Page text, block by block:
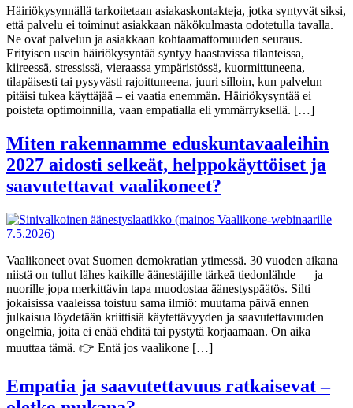
Häiriökysynnällä tarkoitetaan asiakaskontakteja, jotka syntyvät siksi,
että palvelu ei toiminut asiakkaan näkökulmasta odotetulla tavalla.
Ne ovat palvelun ja asiakkaan kohtaamattomuuden seuraus.
Erityisen usein häiriökysyntää syntyy haastavissa tilanteissa,
kiireessä, stressissä, vieraassa ympäristössä, kuormittuneena,
tilapäisesti tai pysyvästi rajoittuneena, juuri silloin, kun palvelun
pitäisi tukea käyttäjää – ei vaatia enemmän. Häiriökysyntää ei
poisteta optimoinnilla, vaan empatialla eli ymmärryksellä. […]
Miten rakennamme eduskuntavaaleihin
2027 aidosti selkeät, helppokäyttöiset ja
saavutettavat vaalikoneet?
Vaalikoneet ovat Suomen demokratian ytimessä. 30 vuoden aikana
niistä on tullut lähes kaikille äänestäjille tärkeä tiedonlähde — ja
nuorille jopa merkittävin tapa muodostaa äänestyspäätös. Silti
jokaisissa vaaleissa toistuu sama ilmiö: muutama päivä ennen
julkaisua löydetään kriittisiä käytettävyyden ja saavutettavuuden
ongelmia, joita ei enää ehditä tai pystytä korjaamaan. On aika
muuttaa tämä. 👉 Entä jos vaalikone […]
Empatia ja saavutettavuus ratkaisevat –